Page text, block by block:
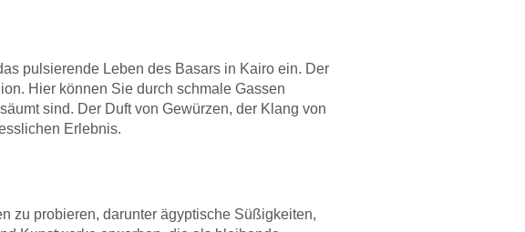
pulsierende Leben des Basars in Kairo ein. Der
Hier können Sie durch schmale Gassen
sind. Der Duft von Gewürzen, der Klang von
Erlebnis.
zu probieren, darunter ägyptische Süßigkeiten,